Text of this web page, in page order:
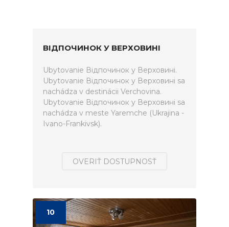
ВІДПОЧИНОК У ВЕРХОВИНІ
Ubytovanie Відпочинок у Верховині.
Ubytovanie Відпочинок у Верховині sa
nachádza v destinácii Verchovina.
Ubytovanie Відпочинок у Верховині sa
nachádza v meste Yaremche (Ukrajina -
Ivano-Frankivsk).
OVERIŤ DOSTUPNOSŤ
10